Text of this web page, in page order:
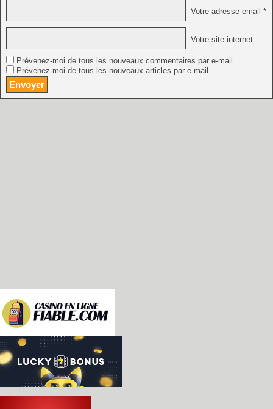
Votre adresse email *
Votre site internet
Prévenez-moi de tous les nouveaux commentaires par e-mail.
Prévenez-moi de tous les nouveaux articles par e-mail.